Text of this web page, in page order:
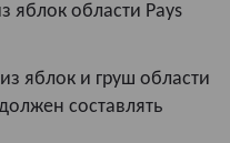
яблок области Pays
яблок и груш области
составлять